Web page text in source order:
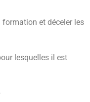
formation et déceler les
lesquelles il est